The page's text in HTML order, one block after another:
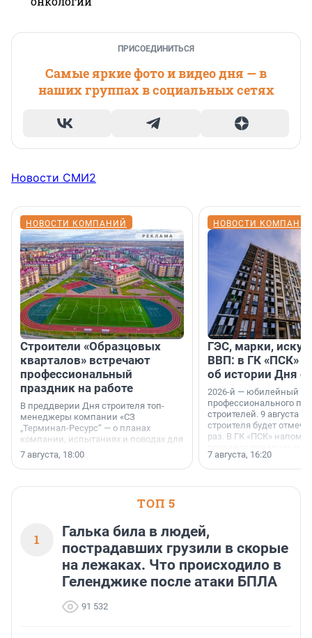
ПРИСОЕДИНИТЬСЯ
Самые яркие фото и видео дня — в
наших группах в социальных сетях
Новости СМИ2
НОВОСТИ КОМПАНИЙ
Строители «Образцовых
кварталов» встречают
профессиональный
праздник на работе
В преддверии Дня строителя топ-
менеджеры компании «СЗ
„Терминал-Ресурс“ — о планах
компании, испытаниях и поводах для
осторожного оптимизма.
7 августа, 18:00
НОВОСТИ
ГЭС, марки,
ВВП: в ГК «ПСК»
об истории Дня
2026-й — юбилейный
профессионального
строителей. 9 августа
строителя будет
раз. В ГК «ПСК»
поменялась роль
7 августа, 16:20
ТОП 5
1
Галька била в людей,
пострадавших грузили в скорые
на лежаках. Что происходило в
Геленджике после атаки БПЛА
91 532